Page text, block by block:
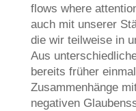
flows where
auch mit unserer
die wir teilweise in
Aus
bereits früher
Zusammenhänge
negativen